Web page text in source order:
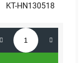
KT-HN130518